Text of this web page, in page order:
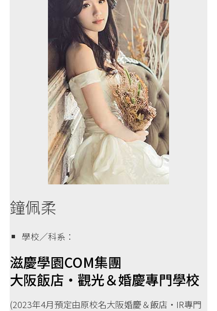
鐘佩柔
學校／科系：
滋慶學園COM集團
大阪飯店・觀光＆婚慶專門學校
(2023年4月預定由原校名大阪婚慶＆飯店・IR專門